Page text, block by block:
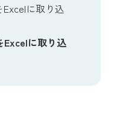
に取り込
に取り込